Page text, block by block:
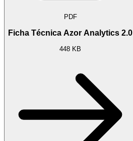
PDF
Ficha Técnica Azor Analytics 2.0
448 KB